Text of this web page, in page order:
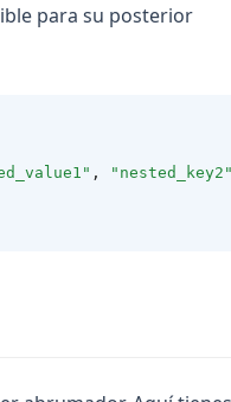
para su posterior
, "nested_key2"